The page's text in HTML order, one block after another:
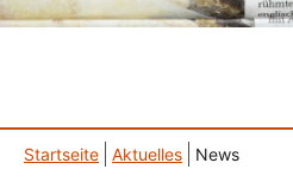
Startseite Aktuelles News